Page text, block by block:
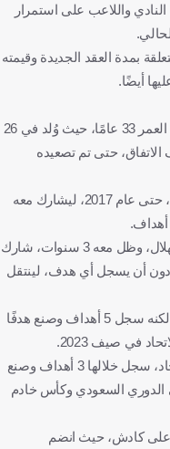
واللاعب على استمرار
بمدة العقد الجديدة وقيمته
أيضًا.
حسن كادش هو مدافع دولي سعودي، يبلغ من العمر 33 عامًا، حيث وُلد في 26
في صفوف الاتفاق، حتى تم تصعيده
واستمر كادش مع الاتفاق على مدار 5 سنوات، حتى عام 2017، ليشارك معه
بعد ذلك، انتقل المدافع الدولي إلى صفوف الهلال، وظل معه 3 سنوات، شارك
صنع خلالها 3 أهداف، دون أن يسجل أي هدف، لينتقل
وبقميص التعاون، لعب كادش 84 مباراة أيضًا، لكنه سجل 5 أهداف وصنع هدفًا
صاحب الـ33 عامًا لعب 75 مباراة بقميص الاتحاد، سجل خلالها 3 أهداف وصنع
لقبي الدوري السعودي وكأس خادم
على كادش، حيث انضم